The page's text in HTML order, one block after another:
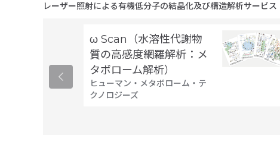
レーザー照射による有機低分子の結晶化及び構造解析サービス
ω Scan（水溶性代謝物
質の高感度網羅解析：メ
タボローム解析）
ヒューマン・メタボローム・テ
クノロジーズ